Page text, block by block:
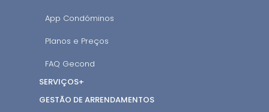
App Condóminos
Planos e Preços
FAQ Gecond
SERVIÇOS+
GESTÃO DE ARRENDAMENTOS